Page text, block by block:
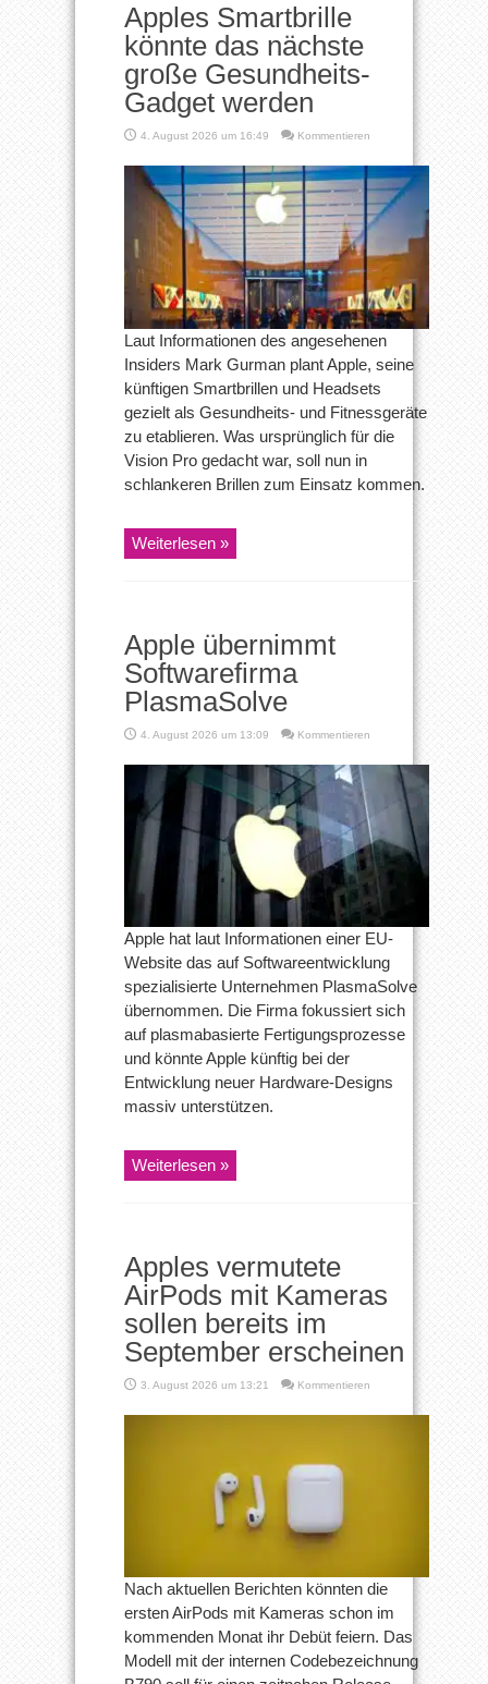
Apples Smartbrille
könnte das nächste
große Gesundheits-
Gadget werden
4. August 2026 um 16:49 Kommentieren
Laut Informationen des angesehenen
Insiders Mark Gurman plant Apple, seine
künftigen Smartbrillen und Headsets
gezielt als Gesundheits- und Fitnessgeräte
zu etablieren. Was ursprünglich für die
Vision Pro gedacht war, soll nun in
schlankeren Brillen zum Einsatz kommen.
Weiterlesen »
Apple übernimmt
Softwarefirma
PlasmaSolve
4. August 2026 um 13:09 Kommentieren
Apple hat laut Informationen einer EU-
Website das auf Softwareentwicklung
spezialisierte Unternehmen PlasmaSolve
übernommen. Die Firma fokussiert sich
auf plasmabasierte Fertigungsprozesse
und könnte Apple künftig bei der
Entwicklung neuer Hardware-Designs
massiv unterstützen.
Weiterlesen »
Apples vermutete
AirPods mit Kameras
sollen bereits im
September erscheinen
3. August 2026 um 13:21 Kommentieren
Nach aktuellen Berichten könnten die
ersten AirPods mit Kameras schon im
kommenden Monat ihr Debüt feiern. Das
Modell mit der internen Codebezeichnung